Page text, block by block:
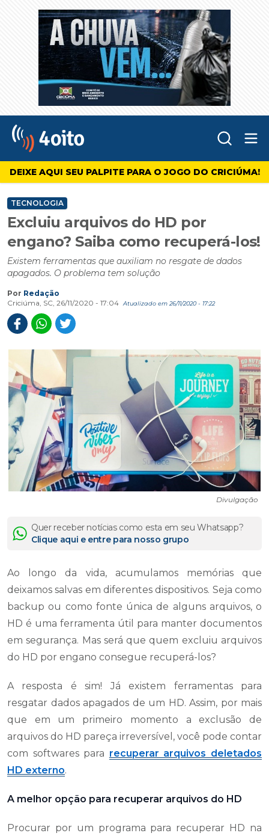
4oito
DEIXE AQUI SEU PALPITE PARA O JOGO DO CRICIÚMA!
TECNOLOGIA
Excluiu arquivos do HD por
engano? Saiba como recuperá-los!
Existem ferramentas que auxiliam no resgate de dados
apagados. O problema tem solução
Por Redação
Criciúma, SC, 26/11/2020 - 17:04
Atualizado em 26/11/2020 - 17:22
Divulgação
Quer receber notícias como esta em seu Whatsapp?
Clique aqui e entre para nosso grupo
Ao longo da vida, acumulamos memórias que
deixamos salvas em diferentes dispositivos. Seja como
backup ou como fonte única de alguns arquivos, o
HD é uma ferramenta útil para manter documentos
em segurança. Mas será que quem excluiu arquivos
do HD por engano consegue recuperá-los?
A resposta é sim! Já existem ferramentas para
resgatar dados apagados de um HD. Assim, por mais
que em um primeiro momento a exclusão de
arquivos do HD pareça irreversível, você pode contar
com softwares para recuperar arquivos deletados
HD externo.
A melhor opção para recuperar arquivos do HD
Procurar por um programa para recuperar HD na